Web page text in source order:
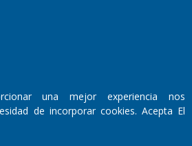
855,
una mejor experiencia nos
de incorporar cookies. Acepta El